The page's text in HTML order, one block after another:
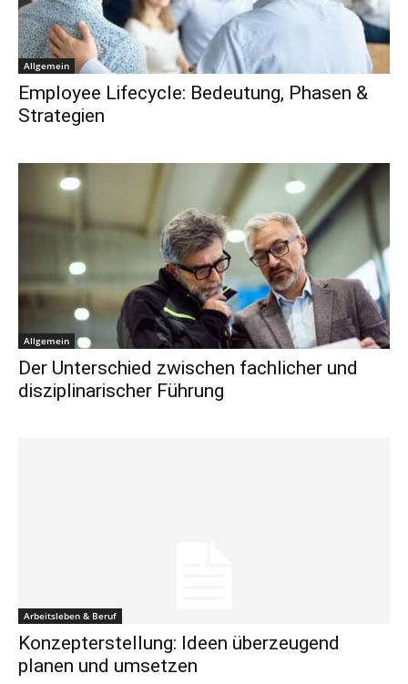
Allgemein
Employee Lifecycle: Bedeutung, Phasen &
Strategien
Allgemein
Der Unterschied zwischen fachlicher und
disziplinarischer Führung
Arbeitsleben & Beruf
Konzepterstellung: Ideen überzeugend
planen und umsetzen